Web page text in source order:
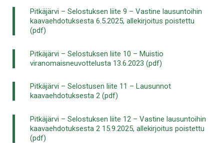
Pitkäjärvi – Selostuksen liite 9 – Vastine lausuntoihin
kaavaehdotuksesta 6.5.2025, allekirjoitus poistettu
(pdf)
Pitkäjärvi – Selostuksen liite 10 – Muistio
viranomaisneuvottelusta 13.6.2023 (pdf)
Pitkäjärvi – Selostusen liite 11 – Lausunnot
kaavaehdotuksesta 2 (pdf)
Pitkäjärvi – Selostuksen liite 12 – Vastine lausuntoihin
kaavaehdotuksesta 2 15.9.2025, allekirjoitus poistettu
(pdf)